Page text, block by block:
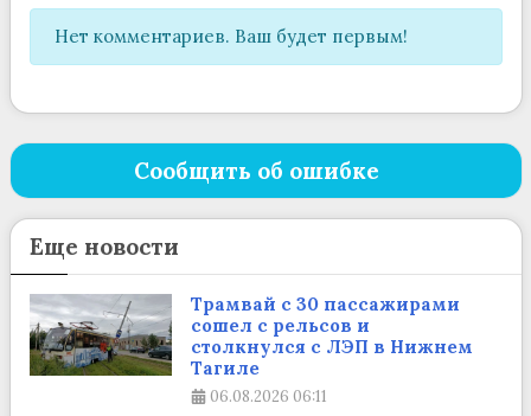
Нет комментариев. Ваш будет первым!
Сообщить об ошибке
Еще новости
Трамвай с 30 пассажирами
сошел с рельсов и
столкнулся с ЛЭП в Нижнем
Тагиле
06.08.2026 06:11